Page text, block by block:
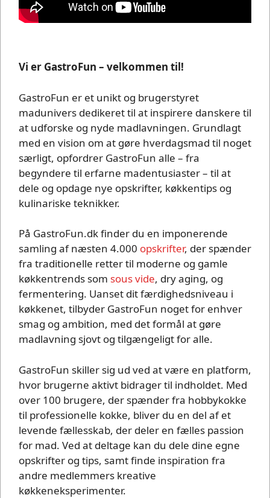
Vi er GastroFun – velkommen til!
GastroFun er et unikt og brugerstyret
madunivers dedikeret til at inspirere danskere til
at udforske og nyde madlavningen. Grundlagt
med en vision om at gøre hverdagsmad til noget
særligt, opfordrer GastroFun alle – fra
begyndere til erfarne madentusiaster – til at
dele og opdage nye opskrifter, køkkentips og
kulinariske teknikker.
På GastroFun.dk finder du en imponerende
samling af næsten 4.000 opskrifter, der spænder
fra traditionelle retter til moderne og gamle
køkkentrends som sous vide, dry aging, og
fermentering. Uanset dit færdighedsniveau i
køkkenet, tilbyder GastroFun noget for enhver
smag og ambition, med det formål at gøre
madlavning sjovt og tilgængeligt for alle.
GastroFun skiller sig ud ved at være en platform,
hvor brugerne aktivt bidrager til indholdet. Med
over 100 brugere, der spænder fra hobbykokke
til professionelle kokke, bliver du en del af et
levende fællesskab, der deler en fælles passion
for mad. Ved at deltage kan du dele dine egne
opskrifter og tips, samt finde inspiration fra
andre medlemmers kreative
køkkeneksperimenter.